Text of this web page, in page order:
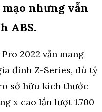
nhưng vẫn
ABS.
Pro 2022 vẫn mang
đình Z-Series, dù tỷ
sở hữu kích thước
x cao lần lượt 1.700